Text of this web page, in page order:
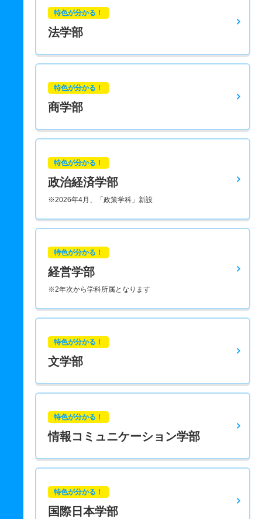
特色が分かる！
法学部
特色が分かる！
商学部
特色が分かる！
政治経済学部
※2026年4月、「政策学科」新設
特色が分かる！
経営学部
※2年次から学科所属となります
特色が分かる！
文学部
特色が分かる！
情報コミュニケーション学部
特色が分かる！
国際日本学部